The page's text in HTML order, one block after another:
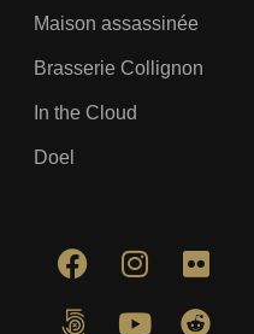
Maison assassinée
Brasserie Collignon
In the Cloud
Doel